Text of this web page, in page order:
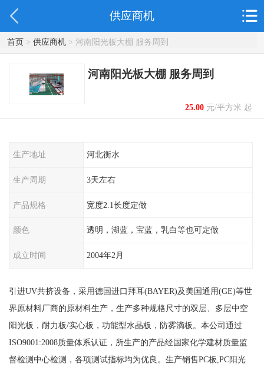
供应商机
首页> 供应商机> 河南阳光板大棚 服务周到
河南阳光板大棚 服务周到
25.00元/平方米 起
生产地址 河北衡水
生产周期 3天左右
产品规格 宽度2.1长度定做
颜色 透明，湖蓝，宝蓝，乳白等也可定做
成立时间 2004年2月
引进UV共挤设备，采用德国进口拜耳(BAYER)及美国通用(GE)等世
界原材料厂商的原材料生产，生产多种规格尺寸的双层、多层中空
阳光板，耐力板/实心板，功能型水晶板，防雾滴板。本公司通过
ISO9001:2008质量体系认证，所生产的产品经国家化学建材质量监
督检测中心检测，各项测试指标均为优良。生产销售PC板,PC阳光